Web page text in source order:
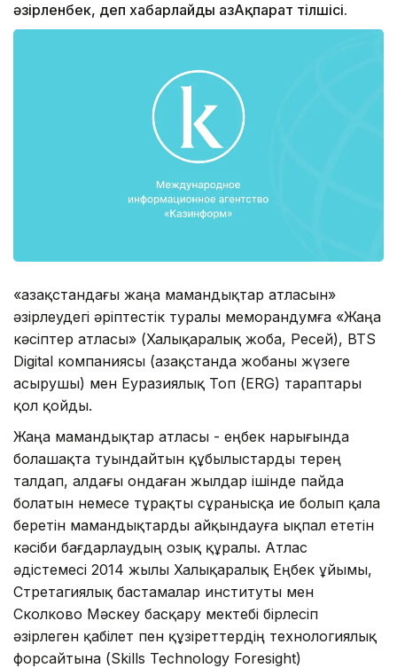
әзірленбек, деп хабарлайды ҚазАқпарат тілшісі.
«Қазақстандағы жаңа мамандықтар атласын»
әзірлеудегі әріптестік туралы меморандумға «Жаңа
кәсіптер атласы» (Халықаралық жоба, Ресей), BTS
Digital компаниясы (Қазақстанда жобаны жүзеге
асырушы) мен Еуразиялық Топ (ERG) тараптары
қол қойды.
Жаңа мамандықтар атласы - еңбек нарығында
болашақта туындайтын құбылыстарды терең
талдап, алдағы ондаған жылдар ішінде пайда
болатын немесе тұрақты сұранысқа ие болып қала
беретін мамандықтарды айқындауға ықпал ететін
кәсіби бағдарлаудың озық құралы. Атлас
әдістемесі 2014 жылы Халықаралық Еңбек ұйымы,
Стретагиялық бастамалар институты мен
Сколково Мәскеу басқару мектебі бірлесіп
әзірлеген қабілет пен құзіреттердің технологиялық
форсайтына (Skills Technology Foresight)